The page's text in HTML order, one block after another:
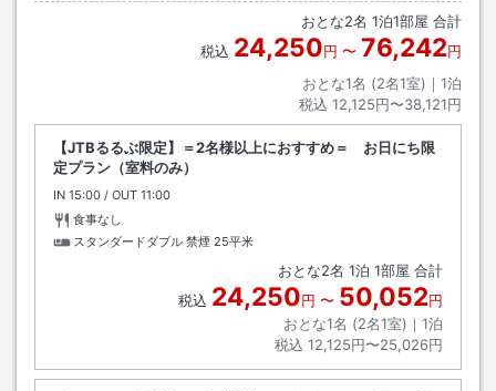
おとな2名 1泊1部屋 合計
税込 24,250円 〜 76,242円
おとな1名 (2名1室)｜ 1泊
税込 12,125円〜38,121円
【JTBるるぶ限定】＝2名様以上におすすめ＝ お日にち限
定プラン（室料のみ）
IN チェックイン
15:00 / OUT チェックアウト
11:00
食事なし
スタンダードダブル 禁煙 25平米
おとな2名 1泊 1部屋 合計
税込 24,250円 〜 50,052円
おとな1名 (2名1室)｜ 1泊
税込 12,125円〜25,026円